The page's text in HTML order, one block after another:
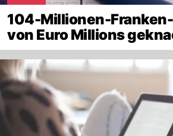
104-Millionen-
von Euro Millions